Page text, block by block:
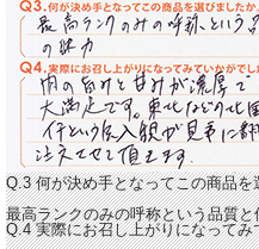
Q.3 何が決め手となってこの商品を
最高ランクのみの呼称という品質と
Q.4 実際にお召し上がりになってみ